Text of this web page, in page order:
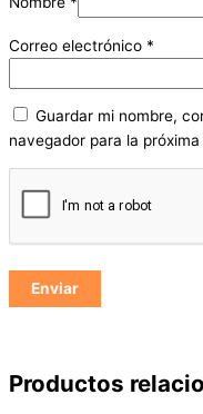
Correo electrónico *
Guardar mi nombre,
navegador para la
Productos